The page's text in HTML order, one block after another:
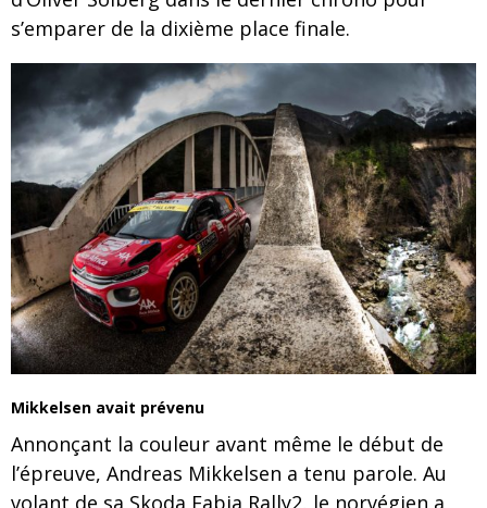
s’emparer de la dixième place finale.
Mikkelsen avait prévenu
Annonçant la couleur avant même le début de
l’épreuve, Andreas Mikkelsen a tenu parole. Au
volant de sa Skoda Fabia Rally2, le norvégien a